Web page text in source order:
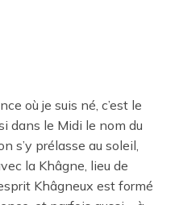
où je suis né, c’est le
dans le Midi le nom du
s’y prélasse au soleil,
la Khâgne, lieu de
Khâgneux est formé